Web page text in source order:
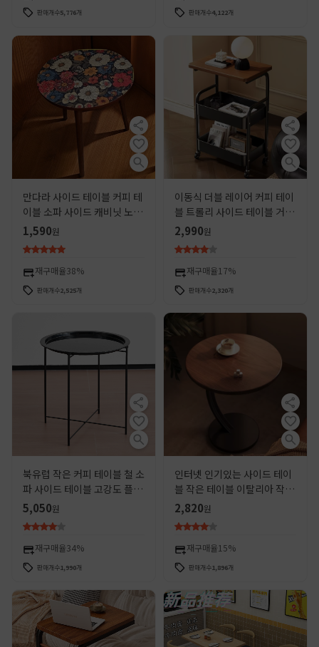
판매개수5,776개 판매개수4,122개
만다라 사이드 테이블 커피 테
이블 소파 사이드 캐비닛 노르
딕 패턴 인터넷 기념 침실 작은
라운드 테이블 거실 코너 테이
블 침대 옆 테이블
1,590원
재구매율38%
판매개수2,525개
이동식 더블 레이어 커피 테이
블 트롤리 사이드 테이블 거실
소파 수납 바퀴 달린 티 테이블
침실 수납 선반 작은 테이블
2,990원
재구매율 17%
판매개수2,320개
북유럽 작은 커피 테이블 철 소
파 사이드 테이블 고강도 플라
스틱 코너 테이블 현대 간단한
거실 침실 작은 원형 테이블
5,050원
재구매율34%
판매개수1,990개
인터넷 인기있는 사이드 테이
블 작은 테이블 이탈리아 작은
커피 테이블 소파 사이드 캐비
닛 미니 작은 라운드 테이블 거
실 코너 테이블 침대 옆 테이블
2,820원
재구매율15%
판매개수1,896개